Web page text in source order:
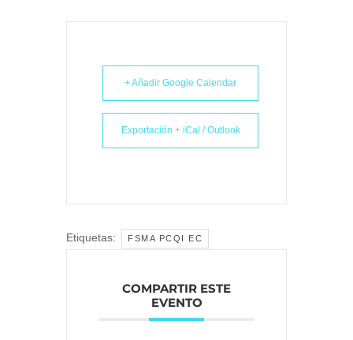
+ Añadir Google Calendar
Exportación + iCal / Outlook
Etiquetas: FSMA PCQI EC
COMPARTIR ESTE
EVENTO